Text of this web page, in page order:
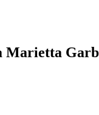
Marietta